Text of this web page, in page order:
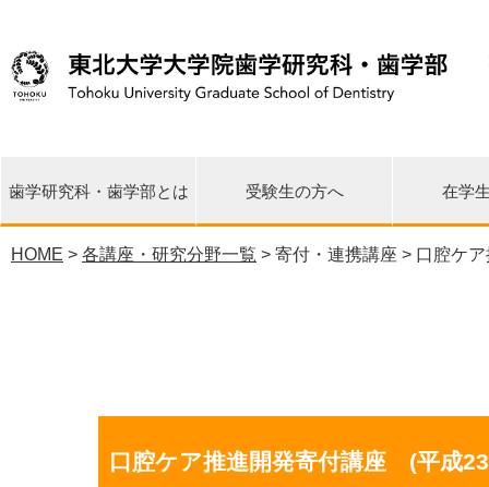
歯学研究科・歯学部とは
研究科長・学部長挨拶
教育理念・目標・沿革
研究の特徴
歯学部歯学科
大学院修士課程
大学院博士課程
各講座・研究分野一覧
歯学イノベーション
環境歯学研究センター
先端再生医学研究センター
臨床疫学統計支援室
URA室
国際交流
各種広報誌
公開情報
東日本大震災 関連情報
相談窓口
受験生の方へ 在学
HOME > 各講座・研究分野一覧 > 寄付・連携講座 > 口腔ケ
口腔ケア推進開発寄付講座 (平成